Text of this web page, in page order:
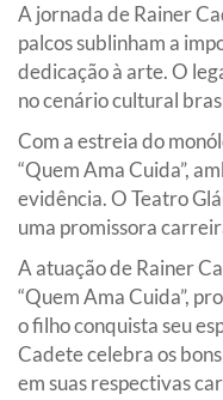
A jornada de Rainer
palcos sublinham a
dedicação à arte. O
no cenário cultural
Com a estreia do
“Quem Ama Cuida”,
evidência. O Teatro
uma promissora
A atuação de Rainer
“Quem Ama Cuida”,
o filho conquista seu
Cadete celebra os
em suas respectivas